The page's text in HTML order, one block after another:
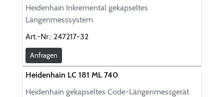
Heidenhain Inkremental gekapseltes
Längenmesssystem
Art.-Nr.: 247217-32
Anfragen
Heidenhain LC 181 ML 740
Heidenhain gekapseltes Code-Längenmessgerät